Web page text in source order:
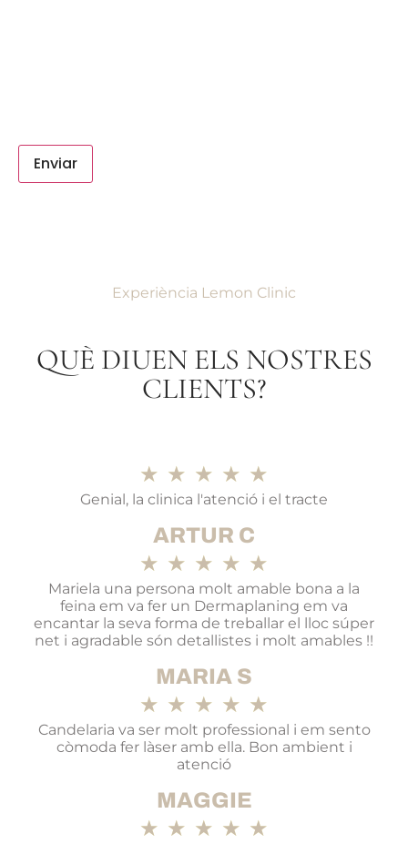
Enviar
Experiència Lemon Clinic
QUÈ DIUEN ELS NOSTRES
CLIENTS?
★ ★ ★ ★ ★
Genial, la clinica l'atenció i el tracte
ARTUR C
★ ★ ★ ★ ★
Mariela una persona molt amable bona a la
feina em va fer un Dermaplaning em va
encantar la seva forma de treballar el lloc súper
net i agradable són detallistes i molt amables !!
MARIA S
★ ★ ★ ★ ★
Candelaria va ser molt professional i em sento
còmoda fer làser amb ella. Bon ambient i
atenció
MAGGIE
★ ★ ★ ★ ★